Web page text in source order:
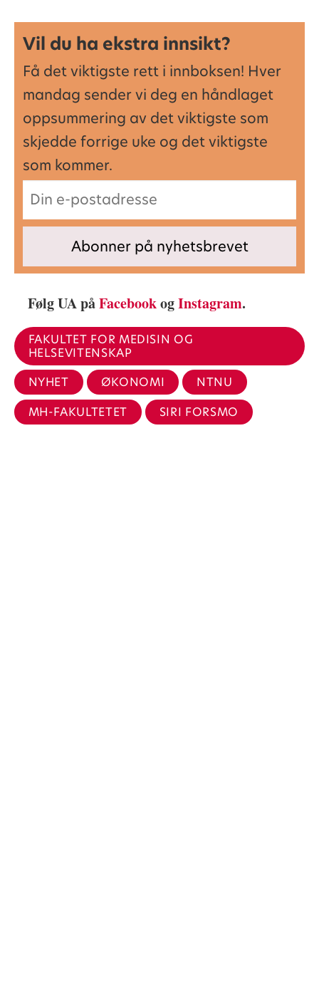
Vil du ha ekstra innsikt?
Få det viktigste rett i innboksen! Hver
mandag sender vi deg en håndlaget
oppsummering av det viktigste som
skjedde forrige uke og det viktigste
som kommer.
Følg UA påFacebookogInstagram.
FAKULTET FOR MEDISIN OG
HELSEVITENSKAP
NYHET
ØKONOMI
NTNU
MH-FAKULTETET
SIRI FORSMO